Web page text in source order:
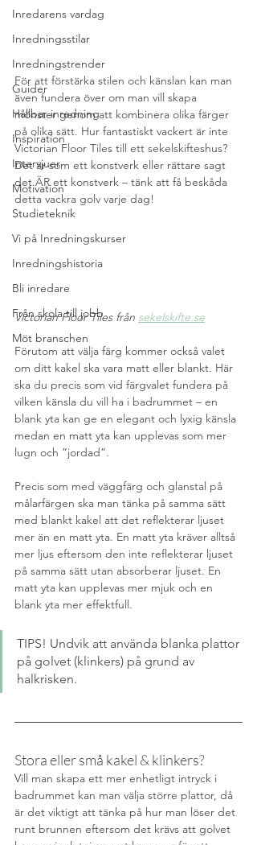
Inredarens vardag
Inredningsstilar
Inredningstrender
Guider
Hållbar inredning
Inspiration
Intervjuer
Motivation
Studieteknik
Vi på Inredningskurser
Inredningshistoria
Bli inredare
Från skola till jobb
Möt branschen
För att förstärka stilen och känslan kan man
även fundera över om man vill skapa
mönster genom att kombinera olika färger
på olika sätt. Hur fantastiskt vackert är inte
Victorian Floor Tiles till ett sekelskifteshus?
Det är som ett konstverk eller rättare sagt
det ÄR ett konstverk – tänk att få beskåda
detta vackra golv varje dag!
Victorian Floor Tiles från sekelskifte.se
Förutom att välja färg kommer också valet
om ditt kakel ska vara matt eller blankt. Här
ska du precis som vid färgvalet fundera på
vilken känsla du vill ha i badrummet – en
blank yta kan ge en elegant och lyxig känsla
medan en matt yta kan upplevas som mer
lugn och ”jordad”.
Precis som med väggfärg och glanstal på
målarfärgen ska man tänka på samma sätt
med blankt kakel att det reflekterar ljuset
mer än en matt yta. En matt yta kräver alltså
mer ljus eftersom den inte reflekterar ljuset
på samma sätt utan absorberar ljuset. En
matt yta kan upplevas mer mjuk och en
blank yta mer effektfull.
TIPS! Undvik att använda blanka plattor
på golvet (klinkers) på grund av
halkrisken.
Stora eller små kakel & klinkers?
Vill man skapa ett mer enhetligt intryck i
badrummet kan man välja större plattor, då
är det viktigt att tänka på hur man löser det
runt brunnen eftersom det krävs att golvet